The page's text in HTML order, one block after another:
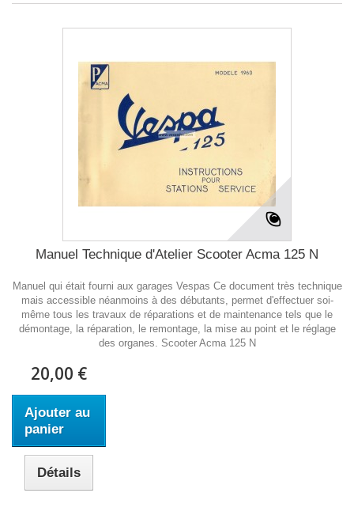
Manuel Technique d'Atelier Scooter Acma 125 N
Manuel qui était fourni aux garages Vespas Ce document très technique
mais accessible néanmoins à des débutants, permet d'effectuer soi-
même tous les travaux de réparations et de maintenance tels que le
démontage, la réparation, le remontage, la mise au point et le réglage
des organes. Scooter Acma 125 N
20,00 €
Ajouter au
panier
Détails